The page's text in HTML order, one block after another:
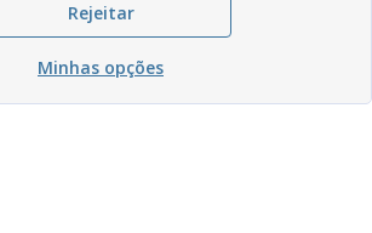
Rejeitar
Minhas opções